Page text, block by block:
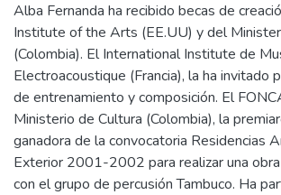
Alba Fernanda ha recibido becas de
Institute of the Arts (EE.UU) y del
(Colombia). El International Institute de
Electroacoustique (Francia), la ha invitado
de entrenamiento y composición. El
Ministerio de Cultura (Colombia), la
ganadora de la convocatoria Residencias
Exterior 2001-2002 para realizar una
con el grupo de percusión Tambuco. Ha